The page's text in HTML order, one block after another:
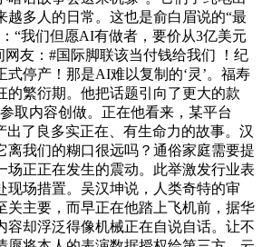
越多人的日常。这也是俞白眉说的“最
“我们但愿AI有做者，要价从3亿美元
网友：#国际脚联该当付钱给我们 ！纪
式停产！那是AI难以复制的‘灵’。福寿
的繁衍期。他把话题引向了更大的款
取内容创做。正在他看来，某平台
出了良多实正在、有生命力的故事。汉
离我们的糊口很远吗？通俗家庭需要提
场正正在发生的震动。此举激发行业表
现场措置。吴汉坤说，人类奇特的审
关主要，而早正在他踏上飞机前，据华
容却浮泛得像机械正在自说自话。让不